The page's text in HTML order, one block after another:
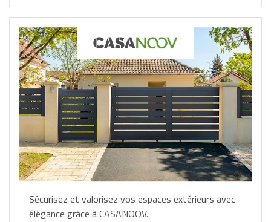
Sécurisez et valorisez vos espaces extérieurs avec
élégance grâce à CASANOOV.